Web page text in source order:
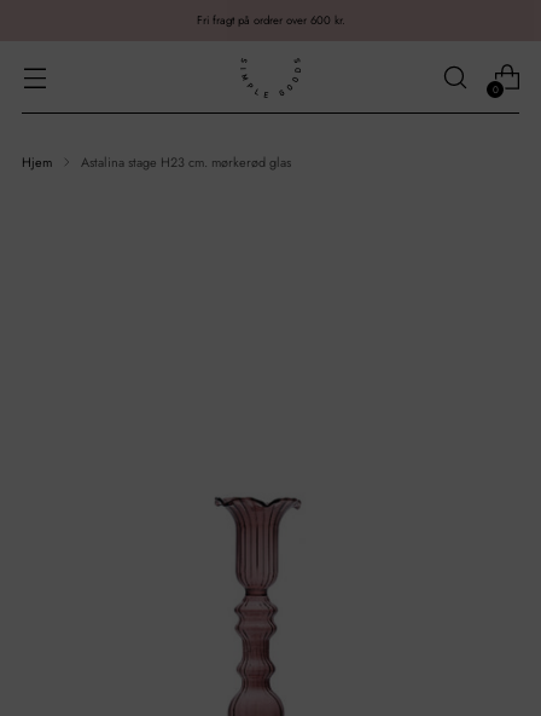
Fri fragt på ordrer over 600 kr.
0
Hjem Astalina stage H23 cm. mørkerød glas